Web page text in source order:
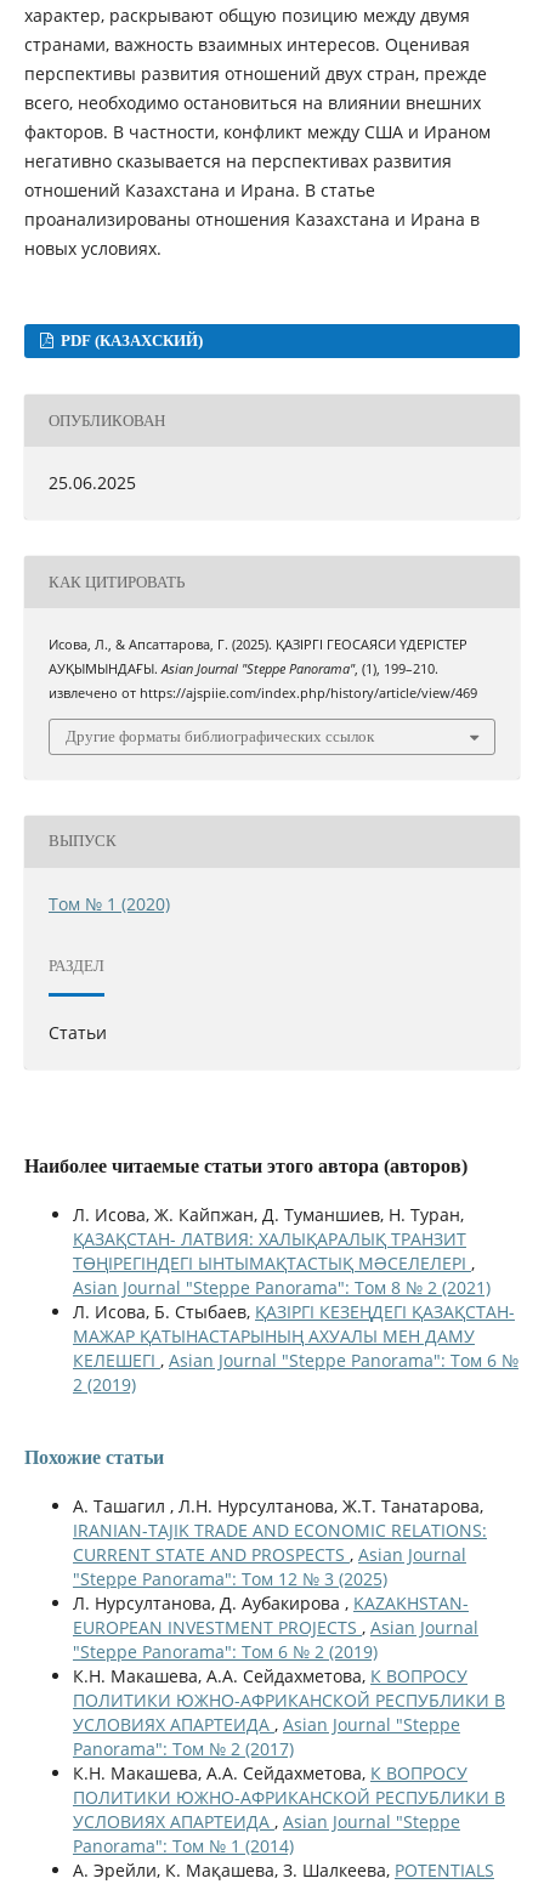
характер, раскрывают общую позицию между двумя
странами, важность взаимных интересов. Оценивая
перспективы развития отношений двух стран, прежде
всего, необходимо остановиться на влиянии внешних
факторов. В частности, конфликт между США и Ираном
негативно сказывается на перспективах развития
отношений Казахстана и Ирана. В статье
проанализированы отношения Казахстана и Ирана в
новых условиях.
PDF (КАЗАХСКИЙ)
ОПУБЛИКОВАН
25.06.2025
КАК ЦИТИРОВАТЬ
Исова, Л., & Апсаттарова, Г. (2025). ҚАЗІРГІ ГЕОСАЯСИ ҮДЕРІСТЕР
АУҚЫМЫНДАҒЫ.Asian Journal "Steppe Panorama", (1), 199–210.
извлечено от https://ajspiie.com/index.php/history/article/view/469
Другие форматы библиографических ссылок
ВЫПУСК
Том № 1 (2020)
РАЗДЕЛ
Статьи
Наиболее читаемые статьи этого автора (авторов)
Л. Исова, Ж. Кайпжан, Д. Туманшиев, Н. Тyран,
ҚАЗАҚСТАН- ЛАТВИЯ: ХАЛЫҚАРАЛЫҚ ТРАНЗИТ
ТӨҢІРЕГІНДЕГІ ЫНТЫМАҚТАСТЫҚ МƏСЕЛЕЛЕРІ ,
Asian Journal "Steppe Panorama": Том 8 № 2 (2021)
Л. Исова, Б. Стыбаев, ҚАЗІРГІ КЕЗЕҢДЕГІ ҚАЗАҚСТАН-
МАЖАР ҚАТЫНАСТАРЫНЫҢ АХУАЛЫ МЕН ДАМУ
КЕЛЕШЕГІ , Asian Journal "Steppe Panorama": Том 6 №
2 (2019)
Похожие статьи
A. Ташагил , Л.Н. Нурсултанова, Ж.Т. Танатарова,
IRANIAN-TAJIK TRADE AND ECONOMIC RELATIONS:
CURRENT STATE AND PROSPECTS , Asian Journal
"Steppe Panorama": Том 12 № 3 (2025)
Л. Нурсултанова, Д. Аубакирова , KAZAKHSTAN-
EUROPEAN INVESTMENT PROJECTS , Asian Journal
"Steppe Panorama": Том 6 № 2 (2019)
К.Н. Макашева, А.А. Сейдахметова, К ВОПРОСУ
ПОЛИТИКИ ЮЖНО-АФРИКАНСКОЙ РЕСПУБЛИКИ В
УСЛОВИЯХ АПАРТЕИДА , Asian Journal "Steppe
Panorama": Том № 2 (2017)
К.Н. Макашева, А.А. Сейдахметова, К ВОПРОСУ
ПОЛИТИКИ ЮЖНО-АФРИКАНСКОЙ РЕСПУБЛИКИ В
УСЛОВИЯХ АПАРТЕИДА , Asian Journal "Steppe
Panorama": Том № 1 (2014)
А. Эрейли, К. Мақашева, З. Шалкеева, POTENTIALS